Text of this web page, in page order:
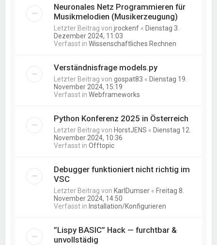
Neuronales Netz Programmieren für
Musikmelodien (Musikerzeugung)
Letzter Beitrag vonjrockenf « Dienstag 3.
Dezember 2024, 11:03
Verfasst inWissenschaftliches Rechnen
Verständnisfrage models.py
Letzter Beitrag vongospat83 « Dienstag 19.
November 2024, 15:19
Verfasst inWebframeworks
Python Konferenz 2025 in Österreich
Letzter Beitrag von HorstJENS « Dienstag 12.
November 2024, 10:36
Verfasst inOfftopic
Debugger funktioniert nicht richtig im
VSC
Letzter Beitrag von KarlDumser « Freitag 8.
November 2024, 14:50
Verfasst in Installation/Konfigurieren
”Lispy BASIC” Hack — furchtbar &
unvollstädig